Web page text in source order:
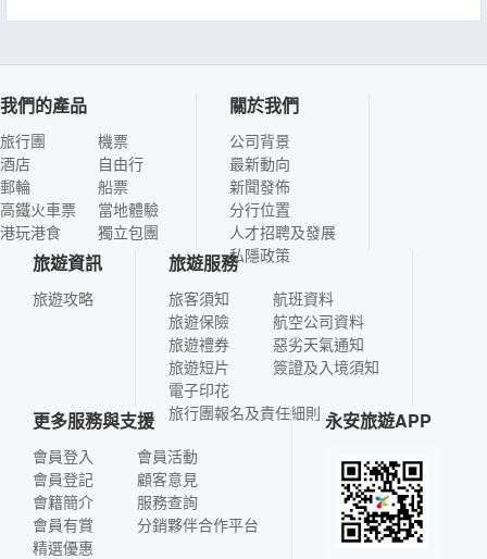
我們的產品
旅行團
酒店
郵輪
高鐵火車票
港玩港食
機票
自由行
船票
當地體驗
獨立包團
關於我們
公司背景
最新動向
新聞發佈
分行位置
人才招聘及發展
私隱政策
旅遊資訊
旅遊攻略
旅遊服務
旅客須知
旅遊保險
旅遊禮券
旅遊短片
電子印花
航班資料
航空公司資料
惡劣天氣通知
簽證及入境須知
旅行團報名及責任細則
更多服務與支援
會員登入
會員登記
會籍簡介
會員有賞
精選優惠
會員活動
顧客意見
服務查詢
分銷夥伴合作平台
永安旅遊APP